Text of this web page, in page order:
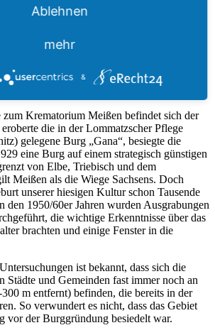
Krematorium
Krematorium Meißen befindet sich der
die in der Lommatzscher Pflege
gelegene Burg „Gana“, besiegte die
eine Burg auf einem strategisch günstigen
von Elbe, Triebisch und dem
Meißen als die Wiege Sachsens. Doch
unserer hiesigen Kultur schon Tausende
den 1950/60er Jahren wurden Ausgrabungen
die wichtige Erkenntnisse über das
brachten und einige Fenster in die
ist bekannt, dass sich die
Städte und Gemeinden fast immer noch an
m entfernt) befinden, die bereits in der
So verwundert es nicht, dass das Gebiet
vor der Burggründung besiedelt war.
Ablehnen
mehr
&